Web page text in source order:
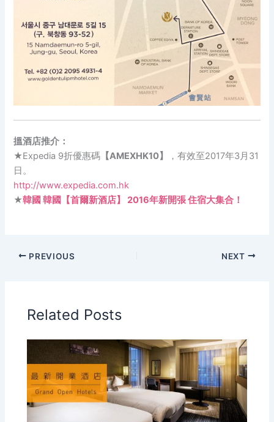
搵酒店推介：
★Expedia 9折優惠碼 【AMEXHK10】
，有效至2017年3月31
日。
http://www.expedia.com.hk
★韓國 韓國【首爾新酒店】 2016年新開張 住宿大集合！
PREVIOUS NEXT
Related Posts